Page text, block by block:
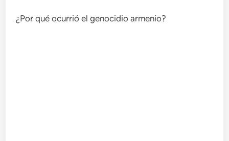
¿Por qué ocurrió el genocidio armenio?